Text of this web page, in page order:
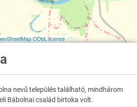
ODbL license
nevű település található, mindhárom
Bábolnai család birtoka volt.